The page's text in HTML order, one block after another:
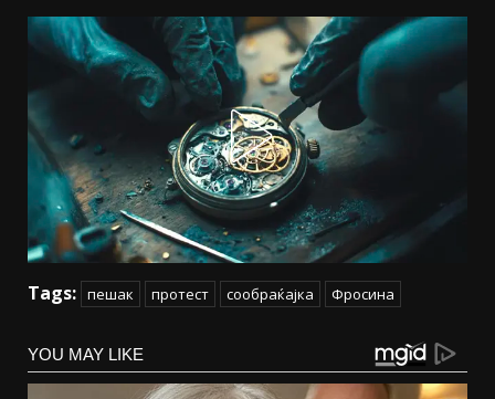
Tags: пешак протест сообраќајка Фросина